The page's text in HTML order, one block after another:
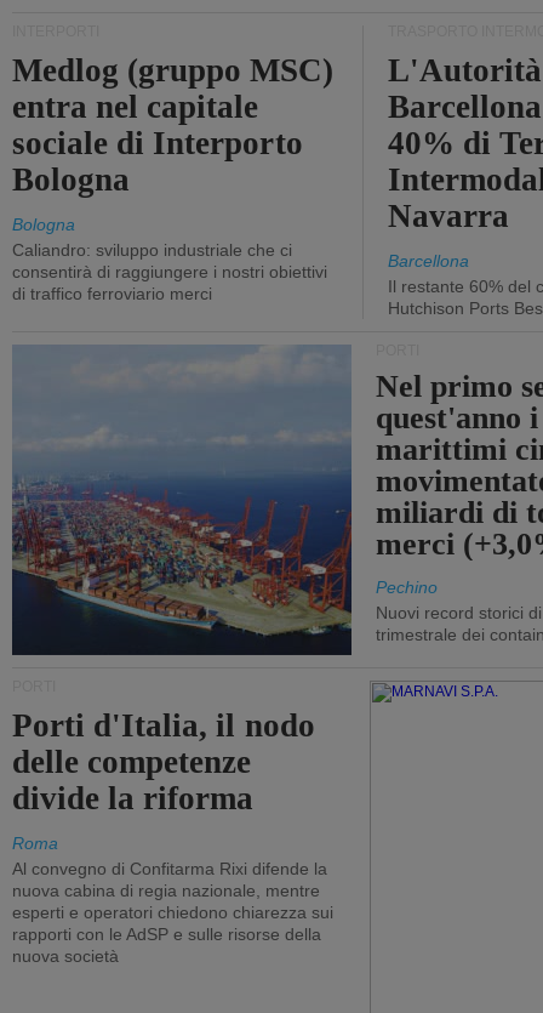
Medlog (gruppo MSC)
entra nel capitale
sociale di Interporto
Bologna
Bologna
Caliandro: sviluppo industriale che ci
consentirà di raggiungere i nostri obiettivi
di traffico ferroviario merci
40% di
Navarra
Barcellona
Il restante 60% del
Hutchison Ports
Nel primo
quest'anno
marittimi
miliardi di
merci
Pechino
Nuovi record storici
trimestrale dei
Porti d'Italia, il nodo
delle competenze
divide la riforma
Roma
Al convegno di Confitarma Rixi difende la
nuova cabina di regia nazionale, mentre
esperti e operatori chiedono chiarezza sui
rapporti con le AdSP e sulle risorse della
nuova società